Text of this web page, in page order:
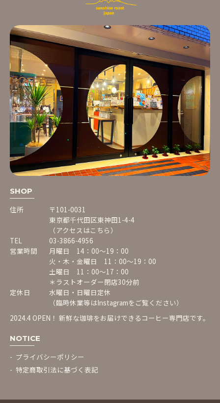
SHOP
住所
〒101-0031
東京都千代田区東神田1-4-4
（アクセスはこちら）
TEL
03-3866-4956
営業時間
月曜日 14：00〜19：00
火・木・金曜日 11：00〜19：00
土曜日 11：00〜17：00
＊ラストオーダー閉店30分前
定休日
水曜日・日曜日定休
（臨時休業等はInstagramをご覧ください）
2024.4 OPEN！ 新鮮な珈琲をお届けできるコーヒー専門店です。
NOTICE
プライバシーポリシー
特定商取引法に基づく表記